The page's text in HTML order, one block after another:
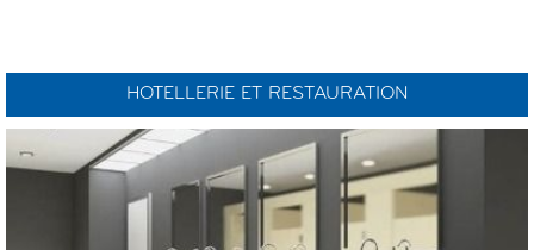
HOTELLERIE ET RESTAURATION